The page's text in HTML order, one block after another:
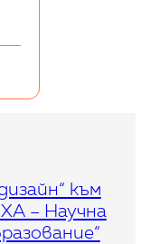
към
– Научна